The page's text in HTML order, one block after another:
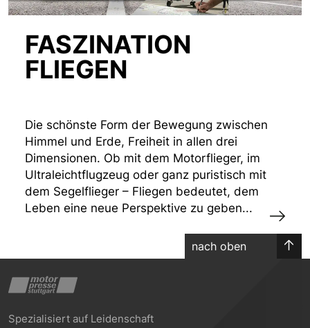
FASZINATION
FLIEGEN
Die schönste Form der Bewegung zwischen
Himmel und Erde, Freiheit in allen drei
Dimensionen. Ob mit dem Motorflieger, im
Ultraleichtflugzeug oder ganz puristisch mit
dem Segelflieger – Fliegen bedeutet, dem
Leben eine neue Perspektive zu geben...
nach oben
Spezialisiert auf Leidenschaft